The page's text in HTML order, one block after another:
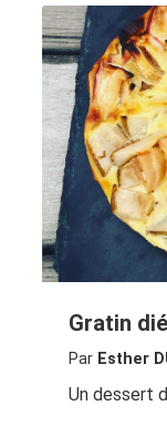
Gratin
Par Esther
Un dessert